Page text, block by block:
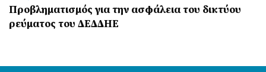
Προβληματισμός για την ασφάλεια του δικτύου
ρεύματος του ΔΕΔΔΗΕ